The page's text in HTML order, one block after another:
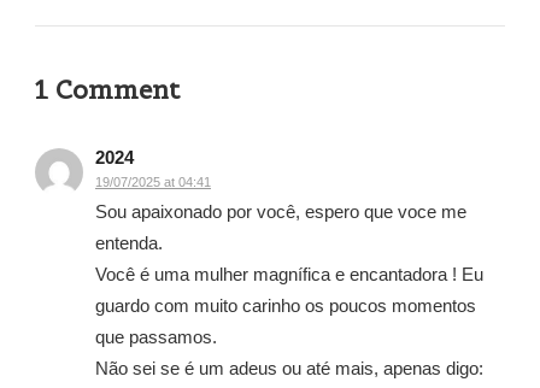
1 Comment
2024
19/07/2025 at 04:41
Sou apaixonado por você, espero que voce me
entenda.
Você é uma mulher magnífica e encantadora ! Eu
guardo com muito carinho os poucos momentos
que passamos.
Não sei se é um adeus ou até mais, apenas digo: